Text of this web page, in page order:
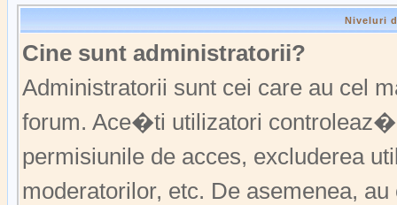
Niveluri
Cine sunt administratorii?
Administratorii sunt cei care au cel
forum. Ace�ti utilizatori
permisiunile de acces, excluderea
moderatorilor, etc. De asemenea,